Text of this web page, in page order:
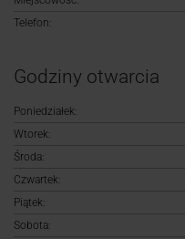
Telefon:
Godziny otwarcia
Poniedziałek:
Wtorek:
Środa:
Czwartek:
Piątek:
Sobota: